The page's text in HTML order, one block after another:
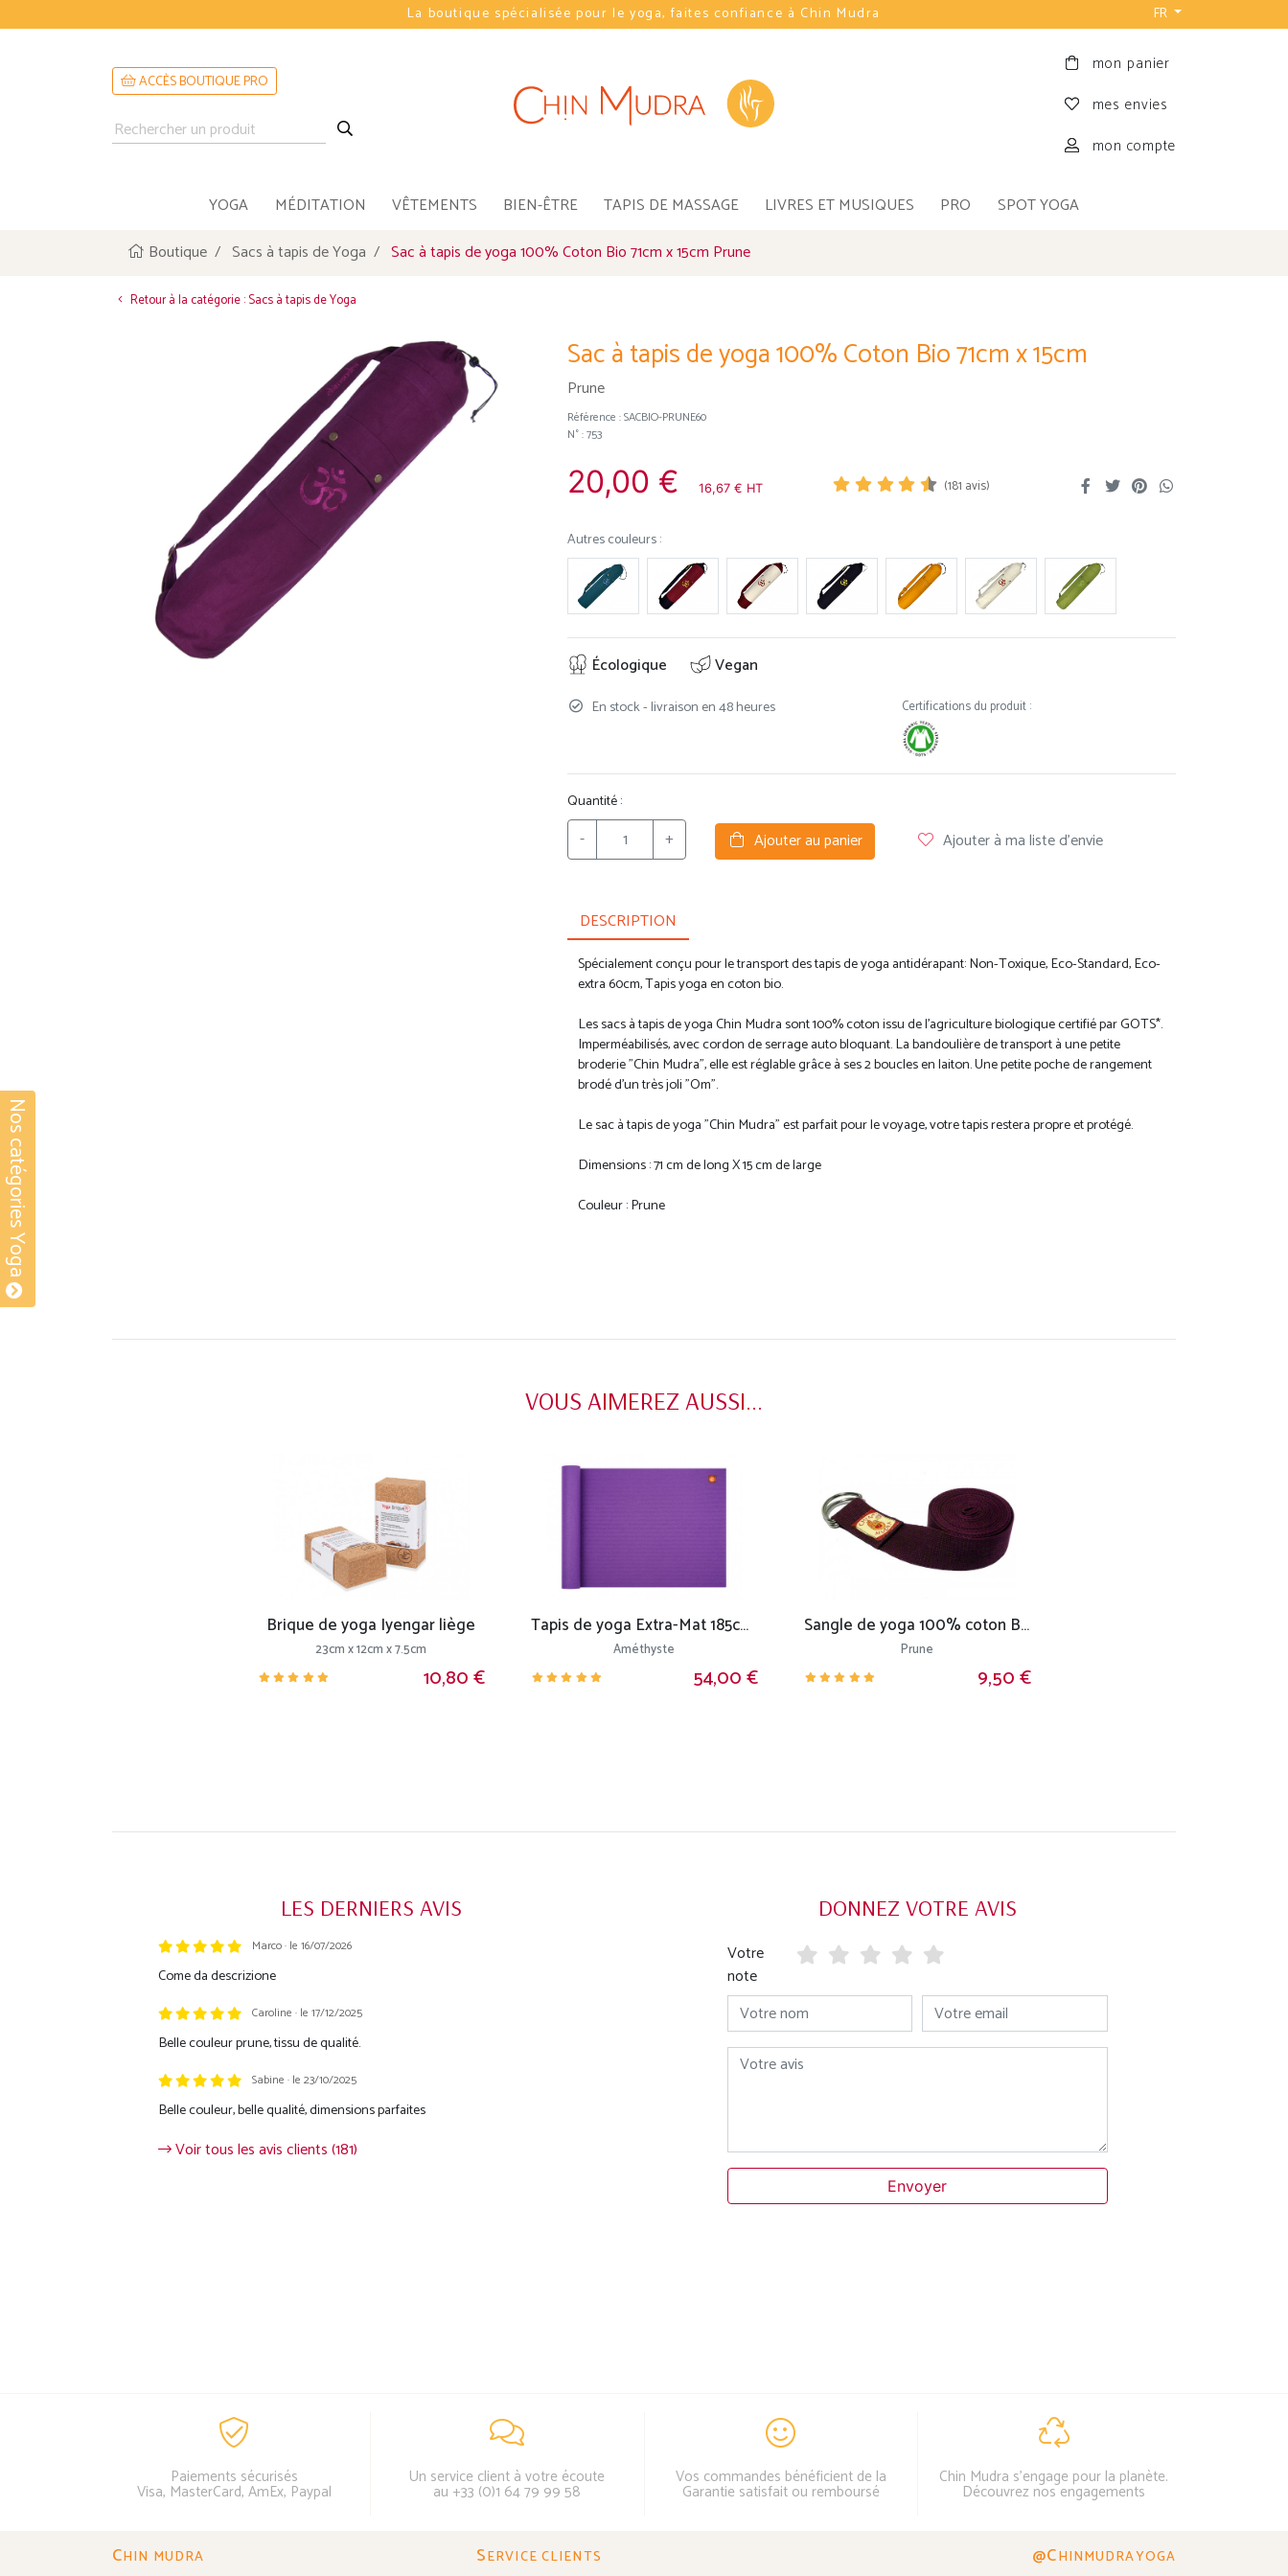
La boutique spécialisée pour le yoga, faites confiance à Chin Mudra FR
ACCÈS BOUTIQUE PRO
mon panier
mes envies
mon compte
YOGA MÉDITATION VÊTEMENTS BIEN-ÊTRE TAPIS DE MASSAGE LIVRES ET MUSIQUES PRO SPOT YOGA
Nos catégories Yoga
Boutique Sacs à tapis de Yoga Sac à tapis de yoga 100% Coton Bio 71cm x 15cm Prune
Retour à la catégorie : Sacs à tapis de Yoga
Sac à tapis de yoga 100% Coton Bio 71cm x 15cm
Prune
Référence :SACBIO-PRUNE60
N° : 753
20,00 € 16,67 € HT (181 avis)
Autres couleurs :
Écologique Vegan
En stock - livraison en 48 heures Certifications du produit :
Quantité :
- + Ajouter au panier Ajouter à ma liste d'envie
DESCRIPTION
Spécialement conçu pour le transport des tapis de yoga antidérapant: Non-Toxique, Eco-Standard, Eco-
extra 60cm, Tapis yoga en coton bio.
Les sacs à tapis de yoga Chin Mudra sont 100% coton issu de l'agriculture biologique certifié par GOTS*.
Imperméabilisés, avec cordon de serrage auto bloquant. La bandoulière de transport à une petite
broderie "Chin Mudra", elle est réglable grâce à ses 2 boucles en laiton. Une petite poche de rangement
brodé d'un très joli "Om".
Le sac à tapis de yoga "Chin Mudra" est parfait pour le voyage, votre tapis restera propre et protégé.
Dimensions : 71 cm de long X 15 cm de large
Couleur : Prune
VOUS AIMEREZ AUSSI...
Brique de yoga Iyengar liège
23cm x 12cm x 7.5cm
10,80 €
Tapis de yoga Extra-Mat 185cm/220cm x 60cm x 4.6mm
Améthyste
54,00 €
Sangle de yoga 100% coton Bio boucle 1/2 lune
Prune
9,50 €
LES DERNIERS AVIS
Trustpilot Marco · le 16/07/2026
Come da descrizione
Caroline · le 17/12/2025
Belle couleur prune, tissu de qualité.
Sabine · le 23/10/2025
Belle couleur, belle qualité, dimensions parfaites
Voir tous les avis clients (181)
DONNEZ VOTRE AVIS
Votre
note
Votre nom Votre email
Votre avis
Envoyer
Paiements sécurisés
Visa, MasterCard, AmEx, Paypal
Un service client à votre écoute
au +33 (0)1 64 79 99 58
Vos commandes bénéficient de la
Garantie satisfait ou remboursé
Chin Mudra s'engage pour la planète.
Découvrez nos engagements
CHIN MUDRA SERVICE CLIENTS @CHINMUDRAYOGA